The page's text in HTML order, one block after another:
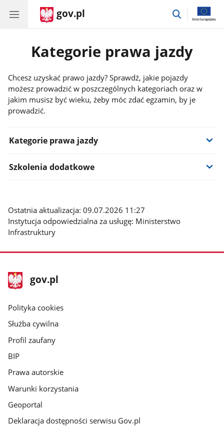
gov.pl
przejdź
Kategorie prawa jazdy
Chcesz uzyskać prawo jazdy? Sprawdź, jakie pojazdy
możesz prowadzić w poszczególnych kategoriach oraz w
jakim musisz być wieku, żeby móc zdać egzamin, by je
prowadzić.
Informacje:
Kategorie prawa jazdy
Szkolenia dodatkowe
Ostatnia aktualizacja: 09.07.2026 11:27
Instytucja odpowiedzialna za usługę: Ministerstwo
Infrastruktury
stopka
gov.pl
Strona
gov.pl
gov.pl
Polityka cookies
Służba cywilna
Profil zaufany
BIP
Prawa autorskie
Warunki korzystania
Geoportal
Deklaracja dostępności serwisu Gov.pl